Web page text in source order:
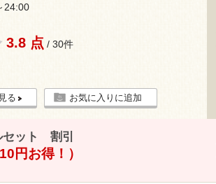
24:00
3.8 点 / 30件
る お気に入りに追加
セット 割引
円お得！）